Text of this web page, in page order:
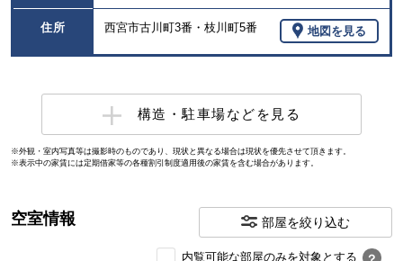
住所 西宮市古川町3番・枝川町5番 地図を見る
構造・駐車場などを見る
※外観・室内写真等は撮影時のものであり、現状と異なる場合は現状を優先させて頂きます。
※表示中の家賃には定期借家等の各種割引制度適用後の家賃を含む場合があります。
空室情報 部屋を絞り込む
内覧可能な部屋のみを対象とする